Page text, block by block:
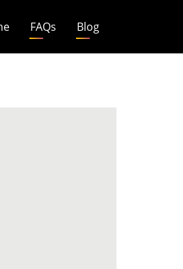
FAQs Blog